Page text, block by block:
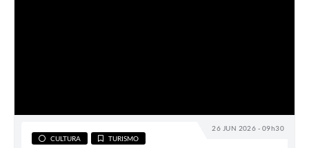
26 JUN 2026 - 09h30
CULTURA TURISMO